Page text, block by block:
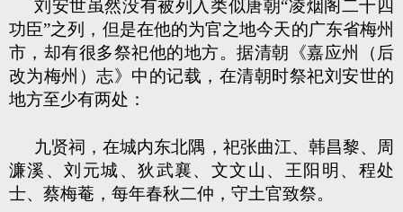
刘安世虽然没有被列入类似唐朝“凌烟阁二十四
功臣”之列，但是在他的为官之地今天的广东省梅州
市，却有很多祭祀他的地方。据清朝《嘉应州（后
改为梅州）志》中的记载，在清朝时祭祀刘安世的
地方至少有两处：
九贤祠，在城内东北隅，祀张曲江、韩昌黎、周
濂溪、刘元城、狄武襄、文文山、王阳明、程处
士、蔡梅菴，每年春秋二仲，守土官致祭。